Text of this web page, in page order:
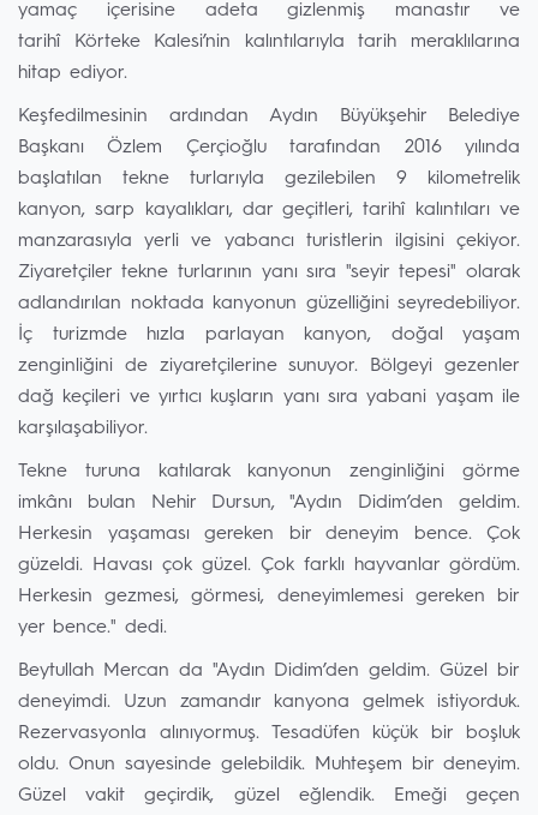
yamaç içerisine adeta gizlenmiş manastır ve
tarihî Körteke Kalesi’nin kalıntılarıyla tarih meraklılarına
hitap ediyor.
Keşfedilmesinin ardından Aydın Büyükşehir Belediye
Başkanı Özlem Çerçioğlu tarafından 2016 yılında
başlatılan tekne turlarıyla gezilebilen 9 kilometrelik
kanyon, sarp kayalıkları, dar geçitleri, tarihî kalıntıları ve
manzarasıyla yerli ve yabancı turistlerin ilgisini çekiyor.
Ziyaretçiler tekne turlarının yanı sıra "seyir tepesi" olarak
adlandırılan noktada kanyonun güzelliğini seyredebiliyor.
İç turizmde hızla parlayan kanyon, doğal yaşam
zenginliğini de ziyaretçilerine sunuyor. Bölgeyi gezenler
dağ keçileri ve yırtıcı kuşların yanı sıra yabani yaşam ile
karşılaşabiliyor.
Tekne turuna katılarak kanyonun zenginliğini görme
imkânı bulan Nehir Dursun, "Aydın Didim’den geldim.
Herkesin yaşaması gereken bir deneyim bence. Çok
güzeldi. Havası çok güzel. Çok farklı hayvanlar gördüm.
Herkesin gezmesi, görmesi, deneyimlemesi gereken bir
yer bence." dedi.
Beytullah Mercan da "Aydın Didim’den geldim. Güzel bir
deneyimdi. Uzun zamandır kanyona gelmek istiyorduk.
Rezervasyonla alınıyormuş. Tesadüfen küçük bir boşluk
oldu. Onun sayesinde gelebildik. Muhteşem bir deneyim.
Güzel vakit geçirdik, güzel eğlendik. Emeği geçen